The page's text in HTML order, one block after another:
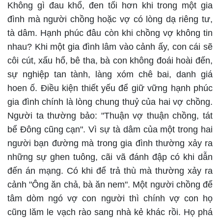
Không gì đau khổ, đen tối hơn khi trong một gia
đình mà người chồng hoặc vợ có lòng dạ riêng tư,
tà dâm. Hạnh phúc đâu còn khi chồng vợ không tin
nhau? Khi một gia đình lâm vào cảnh ấy, con cái sẽ
côi cút, xấu hổ, bê tha, bà con không đoái hoài đến,
sự nghiệp tan tành, làng xóm chê bai, danh giá
hoen ố. Điều kiện thiết yếu để giữ vững hạnh phúc
gia đình chính là lòng chung thuỷ của hai vợ chồng.
Người ta thường bảo: "Thuận vợ thuận chồng, tát
bể Đông cũng cạn". Vì sự tà dâm của một trong hai
người bạn đường mà trong gia đình thường xảy ra
những sự ghen tuông, cãi vã đánh đập có khi dẫn
đến án mạng. Có khi để trả thù mà thường xảy ra
cảnh "Ông ăn chả, bà ăn nem". Một người chồng để
tâm dòm ngó vợ con người thì chính vợ con họ
cũng lăm le vạch rào sang nhà kẻ khác rồi. Họ phá